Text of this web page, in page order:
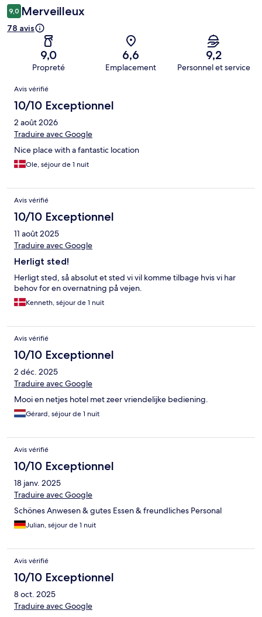
9,0 Merveilleux
78 avis
9,0
Propreté
6,6
Emplacement
9,2
Personnel et service
Avis
Avis vérifié
10/10 Exceptionnel
2 août 2026
Traduire avec Google
Nice place with a fantastic location
Ole, séjour de 1 nuit
Avis vérifié
10/10 Exceptionnel
11 août 2025
Traduire avec Google
Herligt sted!
Herligt sted, så absolut et sted vi vil komme tilbage hvis vi har
behov for en overnatning på vejen.
Kenneth, séjour de 1 nuit
Avis vérifié
10/10 Exceptionnel
2 déc. 2025
Traduire avec Google
Mooi en netjes hotel met zeer vriendelijke bediening.
Gérard, séjour de 1 nuit
Avis vérifié
10/10 Exceptionnel
18 janv. 2025
Traduire avec Google
Schönes Anwesen & gutes Essen & freundliches Personal
Julian, séjour de 1 nuit
Avis vérifié
10/10 Exceptionnel
8 oct. 2025
Traduire avec Google